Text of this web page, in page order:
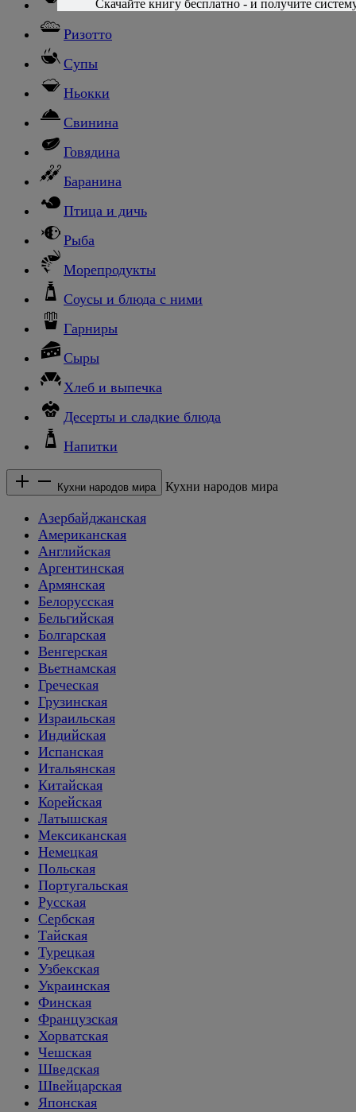
Паста
Ризотто
Супы
Ньокки
Свинина
Говядина
Баранина
Птица и дичь
Рыба
Морепродукты
Соусы и блюда с ними
Гарниры
Сыры
Хлеб и выпечка
Десерты и сладкие блюда
Напитки
Кухни народов мира Кухни народов мира
Азербайджанская
Американская
Английская
Аргентинская
Армянская
Белорусская
Бельгийская
Болгарская
Венгерская
Вьетнамская
Греческая
Грузинская
Израильская
Индийская
Испанская
Итальянская
Китайская
Корейская
Латышская
Мексиканская
Немецкая
Польская
Португальская
Русская
Сербская
Тайская
Турецкая
Узбекская
Украинская
Финская
Французская
Хорватская
Чешская
Шведская
Швейцарская
Японская
Скачайте книгу бесплатно - и получите